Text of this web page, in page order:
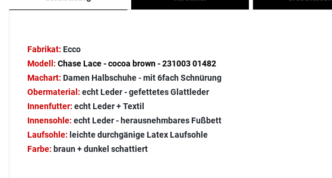
Fabrikat: Ecco
Modell: Chase Lace - cocoa brown - 231003 01482
Machart: Damen Halbschuhe - mit 6fach Schnürung
Obermaterial: echt Leder - gefettetes Glattleder
Innenfutter: echt Leder + Textil
Innensohle: echt Leder - herausnehmbares Fußbett
Laufsohle: leichte durchgänige Latex Laufsohle
Farbe: braun + dunkel schattiert